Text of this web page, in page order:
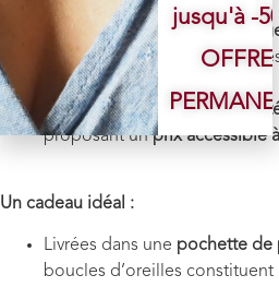
boucles d’oreilles en
minutieusement
bijouTHÉrie.
Nous garantissons une
proposant unprix accessible
Un cadeau idéal :
Livrées dans une pochette de
boucles d’oreilles constituent
jusqu'à -
OFFRE